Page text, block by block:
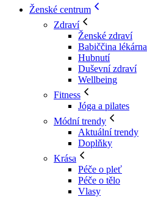
Ženské centrum
Zdraví
Ženské zdraví
Babiččina lékárna
Hubnutí
Duševní zdraví
Wellbeing
Fitness
Jóga a pilates
Módní trendy
Aktuální trendy
Doplňky
Krása
Péče o pleť
Péče o tělo
Vlasy